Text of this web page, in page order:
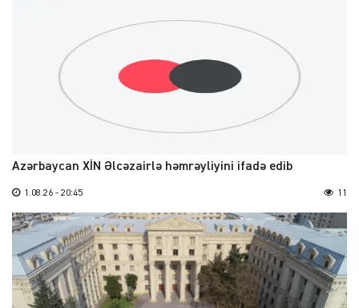
Azərbaycan XİN Əlcəzairlə həmrəyliyini ifadə edib
1.08.26 - 20:45 11